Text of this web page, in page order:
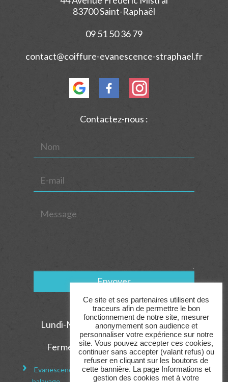
83700 Saint-Raphaël
09 51 50 36 79
contact@coiffure-evanescence-straphael.fr
Contactez-nous :
Alternative:
Horaires
Lundi-Mardi-Jeudi-Vendredi : 9h-18h
Samedi : 9h-16h
Fermé le Mercredi et le Dimanche
Evanescence Coupe / coiffure
Coloration /
Ce site et ses partenaires utilisent des
traceurs afin de permettre le bon
fonctionnement de notre site, mesurer
anonymement son audience et
personnaliser votre expérience sur notre
site. Vous pouvez accepter ces cookies,
continuer sans accepter (valant refus) ou
refuser en cliquant sur les boutons de
cette bannière. La page Informations et
gestion des cookies met à votre